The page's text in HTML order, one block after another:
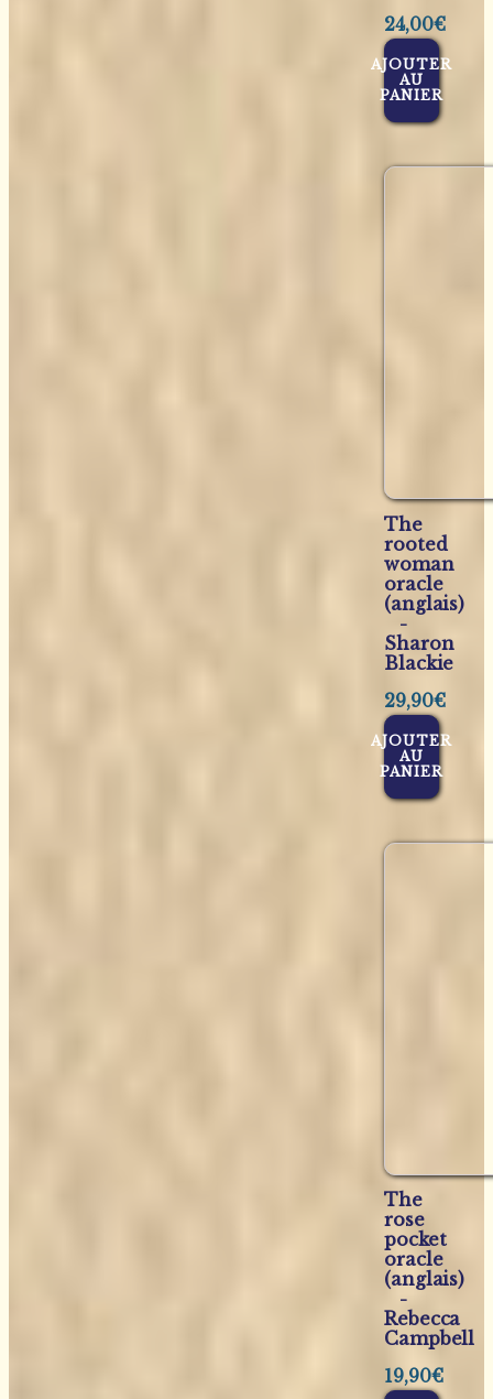
24,00€
AJOUTER
AU
PANIER
The
rooted
woman
oracle
(anglais)
-
Sharon
Blackie
29,90€
AJOUTER
AU
PANIER
The
rose
pocket
oracle
(anglais)
-
Rebecca
Campbell
19,90€